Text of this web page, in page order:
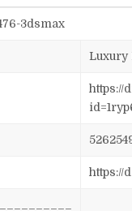
3dsmax
Luxury
https://
https://